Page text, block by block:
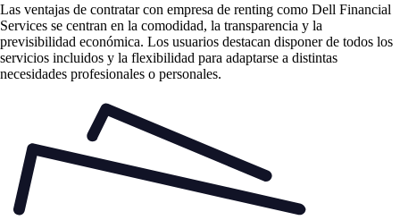
Las ventajas de contratar con empresa de renting como Dell Financial
Services se centran en la comodidad, la transparencia y la
previsibilidad económica. Los usuarios destacan disponer de todos los
servicios incluidos y la flexibilidad para adaptarse a distintas
necesidades profesionales o personales.